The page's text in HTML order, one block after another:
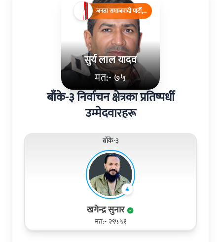
सुर्य लाल यादव
मत:- ७५
जनता समाजवादी पार्टी,
नेपाल
बाँके-३ निर्वाचन क्षेत्रका प्रतिष्पर्धी
उम्मेदवारहरू
बाँके-३
खगेन्द्र सुनार
मत:- २९५५१